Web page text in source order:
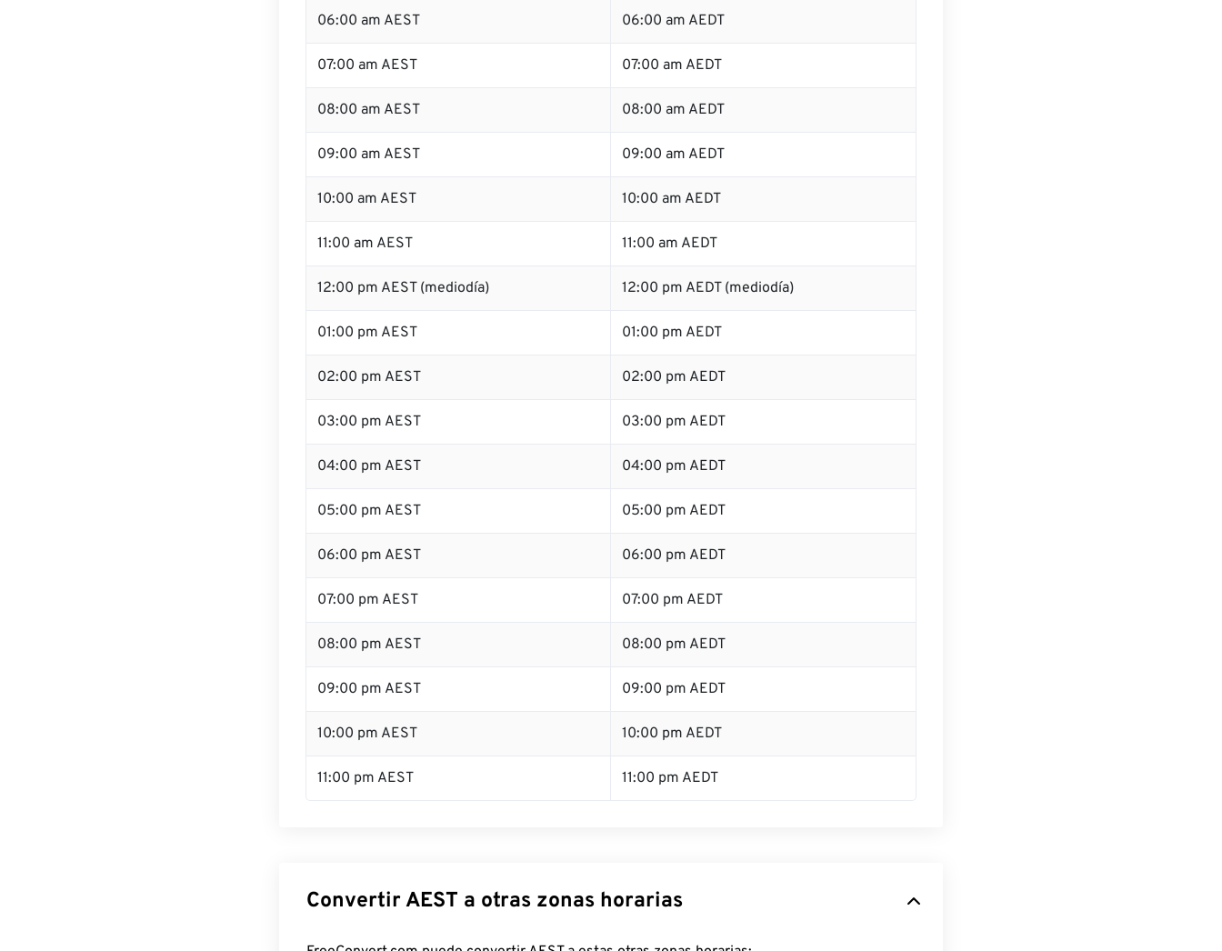
06:00 am AEST 06:00 am AEDT
07:00 am AEST 07:00 am AEDT
08:00 am AEST 08:00 am AEDT
09:00 am AEST 09:00 am AEDT
10:00 am AEST 10:00 am AEDT
11:00 am AEST 11:00 am AEDT
12:00 pm AEST (mediodía) 12:00 pm AEDT (mediodía)
01:00 pm AEST 01:00 pm AEDT
02:00 pm AEST 02:00 pm AEDT
03:00 pm AEST 03:00 pm AEDT
04:00 pm AEST 04:00 pm AEDT
05:00 pm AEST 05:00 pm AEDT
06:00 pm AEST 06:00 pm AEDT
07:00 pm AEST 07:00 pm AEDT
08:00 pm AEST 08:00 pm AEDT
09:00 pm AEST 09:00 pm AEDT
10:00 pm AEST 10:00 pm AEDT
11:00 pm AEST 11:00 pm AEDT
Convertir AEST a otras zonas horarias